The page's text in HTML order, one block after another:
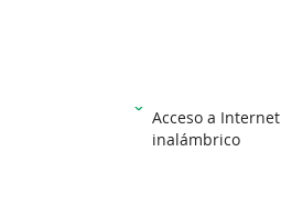
Acceso a Internet
inalámbrico